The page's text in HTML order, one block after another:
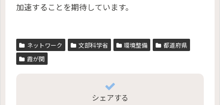
加速することを期待しています。
ネットワーク 文部科学省 環境整備
都道府県
霞が関
シェアする